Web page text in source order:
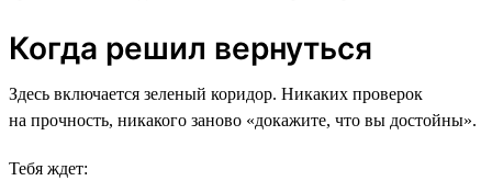
Когда решил вернуться
Здесь включается зеленый коридор. Никаких проверок
на прочность, никакого заново «докажите, что вы достойны».
Тебя ждет: